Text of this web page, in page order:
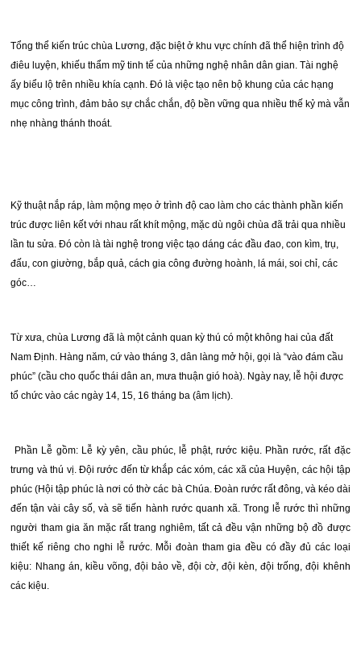
Tổng thể kiến trúc chùa Lương, đặc biệt ở khu vực chính đã thể hiện trình độ
điêu luyện, khiếu thẩm mỹ tinh tế của những nghệ nhân dân gian. Tài nghệ
ấy biểu lộ trên nhiều khía cạnh. Đó là việc tạo nên bộ khung của các hạng
mục công trình, đảm bảo sự chắc chắn, độ bền vững qua nhiều thế kỷ mà vẫn
nhẹ nhàng thánh thoát.
Kỹ thuật nắp ráp, làm mộng mẹo ở trình độ cao làm cho các thành phần kiến
trúc được liên kết với nhau rất khít mộng, mặc dù ngôi chùa đã trải qua nhiều
lần tu sửa. Đó còn là tài nghệ trong việc tạo dáng các đầu đao, con kìm, trụ,
đấu, con giường, bắp quả, cách gia công đường hoành, lá mái, soi chỉ, các
góc…
Từ xưa, chùa Lương đã là một cảnh quan kỳ thú có một không hai của đất
Nam Định. Hàng năm, cứ vào tháng 3, dân làng mở hội, gọi là “vào đám cầu
phúc” (cầu cho quốc thái dân an, mưa thuận gió hoà). Ngày nay, lễ hội được
tổ chức vào các ngày 14, 15, 16 tháng ba (âm lịch).
Phần Lễ gồm: Lễ kỳ yên, cầu phúc, lễ phật, rước kiệu. Phần rước, rất đặc
trưng và thú vị. Đội rước đến từ khắp các xóm, các xã của Huyện, các hội tập
phúc (Hội tập phúc là nơi có thờ các bà Chúa. Đoàn rước rất đông, và kéo dài
đến tận vài cây số, và sẽ tiến hành rước quanh xã. Trong lễ rước thì những
người tham gia ăn mặc rất trang nghiêm, tất cả đều vận những bộ đồ được
thiết kế riêng cho nghi lễ rước. Mỗi đoàn tham gia đều có đầy đủ các loại
kiệu: Nhang án, kiều võng, đội bảo về, đội cờ, đội kèn, đội trống, đội khênh
các kiệu.